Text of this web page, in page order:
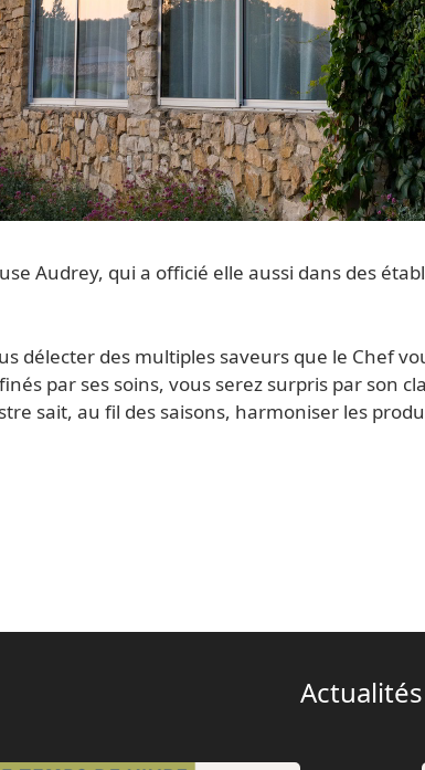
Audrey, qui a officié elle aussi dans des
délecter des multiples saveurs que le Chef
par ses soins, vous serez surpris par son
sait, au fil des saisons, harmoniser les
Actualités